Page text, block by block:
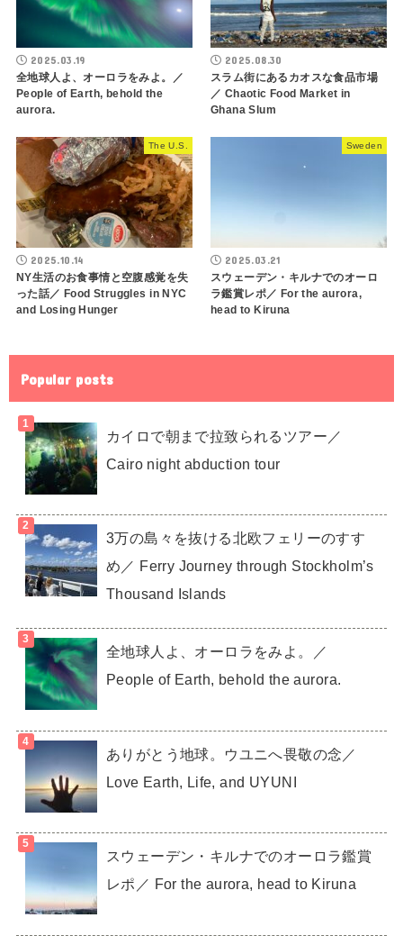
2025.03.19
全地球人よ、オーロラをみよ。／
People of Earth, behold the
aurora.
2025.08.30
スラム街にあるカオスな食品市場
／ Chaotic Food Market in
Ghana Slum
The U.S.
2025.10.14
NY生活のお食事情と空腹感覚を失
った話／ Food Struggles in NYC
and Losing Hunger
Sweden
2025.03.21
スウェーデン・キルナでのオーロ
ラ鑑賞レポ／ For the aurora,
head to Kiruna
Popular posts
カイロで朝まで拉致られるツアー／
Cairo night abduction tour
3万の島々を抜ける北欧フェリーのすす
め／ Ferry Journey through Stockholm’s
Thousand Islands
全地球人よ、オーロラをみよ。／
People of Earth, behold the aurora.
ありがとう地球。ウユニへ畏敬の念／
Love Earth, Life, and UYUNI
スウェーデン・キルナでのオーロラ鑑賞
レポ／ For the aurora, head to Kiruna